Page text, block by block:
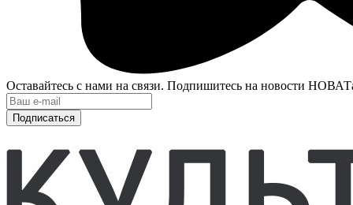
Оставайтесь с нами на связи. Подпишитесь на новости
Подписаться